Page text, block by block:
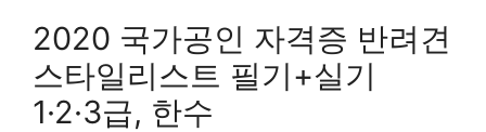
2020 국가공인 자격증 반려견
스타일리스트 필기+실기
1·2·3급, 한수